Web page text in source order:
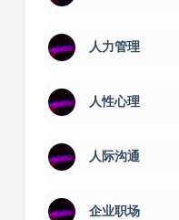
人力管理
人性心理
人际沟通
企业职场